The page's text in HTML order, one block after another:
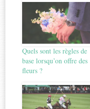
Quels sont les règles de
base lorsqu’on offre des
fleurs ?